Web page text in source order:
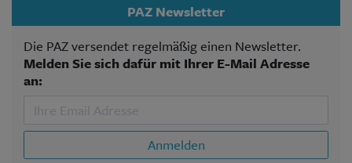
PAZ Newsletter
Die PAZ versendet regelmäßig einen Newsletter.
Melden Sie sich dafür mit Ihrer E-Mail Adresse
an:
Anmelden